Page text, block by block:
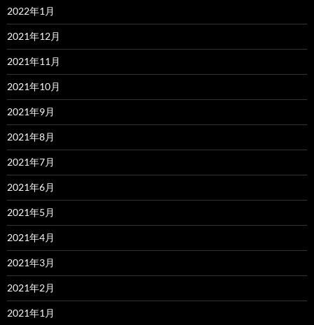
2022年1月
2021年12月
2021年11月
2021年10月
2021年9月
2021年8月
2021年7月
2021年6月
2021年5月
2021年4月
2021年3月
2021年2月
2021年1月